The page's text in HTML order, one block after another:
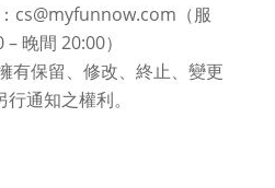
cs@myfunnow.com（服
晚間 20:00）
有保留、修改、終止、變更
通知之權利。